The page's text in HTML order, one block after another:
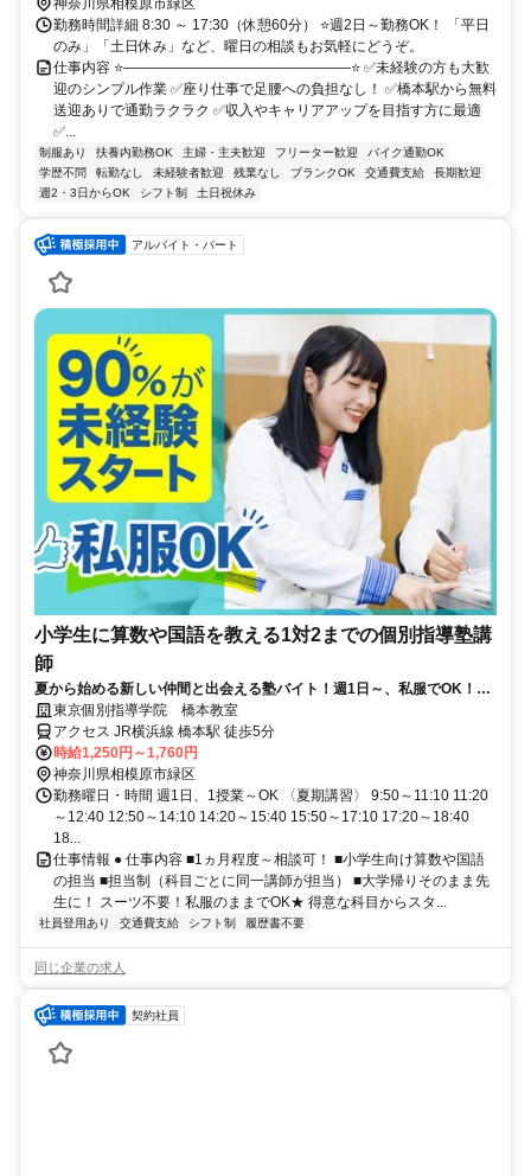
勤務時間詳細 8:30 ～ 17:30（休憩60分） ⭐週2日～勤務OK！ 「平日
のみ」「土日休み」など、曜日の相談もお気軽にどうぞ。
仕事内容 ⭐――――――――――――――――⭐ ✅未経験の方も大歓
迎のシンプル作業 ✅座り仕事で足腰への負担なし！ ✅橋本駅から無料
送迎ありで通勤ラクラク ✅収⼊やキャリアアップを⽬指す⽅に最適
✅...
制服あり 扶養内勤務OK 主婦・主夫歓迎 フリーター歓迎
バイク通勤OK
学歴不問
転勤なし 未経験者歓迎 残業なし ブランクOK 交通費支給
長期歓迎
週2・3日からOK
シフト制 土日祝休み
アルバイト・パート
小学生に算数や国語を教える1対2までの個別指導塾講
師
夏から始める新しい仲間と出会える塾バイト！週1日～、私服でOK！テ
ストや帰省なども調整可能！
東京個別指導学院 橋本教室
アクセス JR横浜線 橋本駅 徒歩5分
時給1,250円～1,760円
神奈川県相模原市緑区
勤務曜日・時間 週1日、1授業～OK 〈夏期講習〉 9:50～11:10 11:20
～12:40 12:50～14:10 14:20～15:40 15:50～17:10 17:20～18:40
18...
仕事情報 ● 仕事内容 ■1ヵ月程度～相談可！ ■小学生向け算数や国語
の担当 ■担当制（科目ごとに同一講師が担当） ■大学帰りそのまま先
生に！ スーツ不要！私服のままでOK★ 得意な科目からスタ...
社員登用あり 交通費支給 シフト制 履歴書不要
同じ企業の求人
契約社員